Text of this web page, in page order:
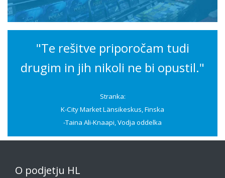
"Te rešitve priporočam tudi
drugim in jih nikoli ne bi opustil."
Stranka:
K-City Market Länsikeskus, Finska
-Taina Ali-Knaapi, Vodja oddelka
O podjetju HL